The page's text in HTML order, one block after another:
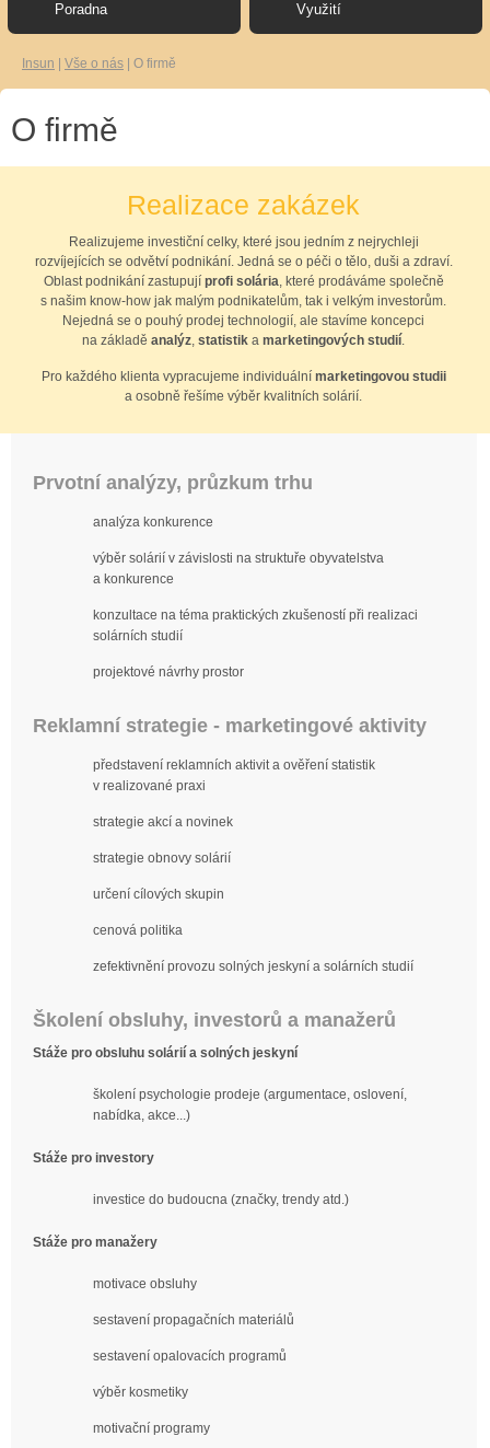
Poradna Využití
Insun Vše o nás O firmě
O firmě
Realizace zakázek
Realizujeme investiční celky, které jsou jedním z nejrychleji
rozvíjejících se odvětví podnikání. Jedná se o péči o tělo, duši a zdraví.
Oblast podnikání zastupují profi solária, které prodáváme společně
s našim know-how jak malým podnikatelům, tak i velkým investorům.
Nejedná se o pouhý prodej technologií, ale stavíme koncepci
na základěanalýz,statistik amarketingových studií.
Pro každého klienta vypracujeme individuální marketingovou studii
a osobně řešíme výběr kvalitních solárií.
Prvotní analýzy, průzkum trhu
analýza konkurence
výběr solárií v závislosti na struktuře obyvatelstva
a konkurence
konzultace na téma praktických zkušeností při realizaci
solárních studií
projektové návrhy prostor
Reklamní strategie - marketingové aktivity
představení reklamních aktivit a ověření statistik
v realizované praxi
strategie akcí a novinek
strategie obnovy solárií
určení cílových skupin
cenová politika
zefektivnění provozu solných jeskyní a solárních studií
Školení obsluhy, investorů a manažerů
Stáže pro obsluhu solárií a solných jeskyní
školení psychologie prodeje (argumentace, oslovení,
nabídka, akce...)
Stáže pro investory
investice do budoucna (značky, trendy atd.)
Stáže pro manažery
motivace obsluhy
sestavení propagačních materiálů
sestavení opalovacích programů
výběr kosmetiky
motivační programy